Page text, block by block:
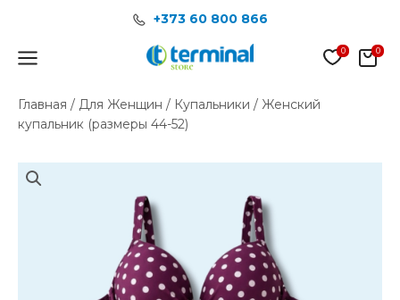
содержимому
+373 60 800 866
Main
Главная / Для Женщин / Купальники / Женский
купальник (размеры 44-52)
товара
Женский